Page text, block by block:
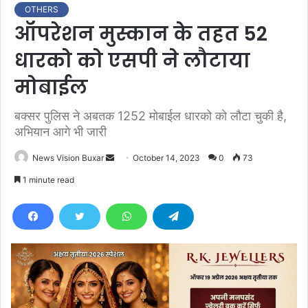
OTHERS
ऑपरेशन मुस्कान के तहत 52
धारको को एसपी ने लौटाया
मोबाईल
बक्सर पुलिस ने अबतक 1252 मोबाईल धारको को लौटा चुकी है,
अभियान आगे भी जारी
News Vision Buxar
d
e
m
a
October 14, 2023 0 73
1 minute read